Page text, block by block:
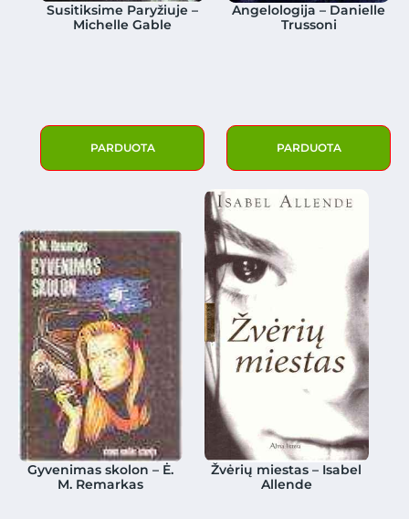
Susitiksime Paryžiuje –
Michelle Gable
PARDUOTA
Angelologija – Danielle
Trussoni
PARDUOTA
Gyvenimas skolon – Ė.
M. Remarkas
Žvėrių miestas – Isabel
Allende